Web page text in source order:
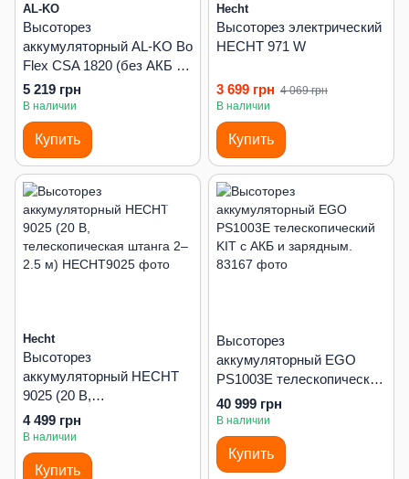
AL-KO
Высоторез
аккумуляторный AL-KO Bo
Flex CSA 1820 (без АКБ и
ЗП)
5 219 грн
В наличии
Купить
Hecht
Высоторез электрический
HECHT 971 W
3 699 грн 4 069 грн
В наличии
Купить
Hecht
Высоторез
аккумуляторный HECHT
9025 (20 В,
телескопическая штанга
2–2.5 м)
4 499 грн
В наличии
Купить
Высоторез
аккумуляторный EGO
PS1003E телескопический
KIT с АКБ и зарядным.
40 999 грн
В наличии
Купить